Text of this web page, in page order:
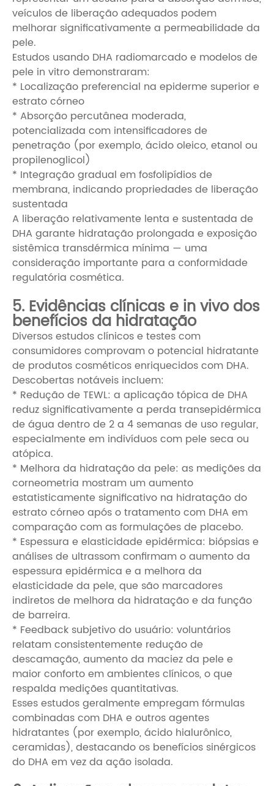
veículos de liberação adequados podem
melhorar significativamente a permeabilidade da
pele.
Estudos usando DHA radiomarcado e modelos de
pele in vitro demonstraram:
* Localização preferencial na epiderme superior e
estrato córneo
* Absorção percutânea moderada,
potencializada com intensificadores de
penetração (por exemplo, ácido oleico, etanol ou
propilenoglicol)
* Integração gradual em fosfolipídios de
membrana, indicando propriedades de liberação
sustentada
A liberação relativamente lenta e sustentada de
DHA garante hidratação prolongada e exposição
sistêmica transdérmica mínima — uma
consideração importante para a conformidade
regulatória cosmética.
5. Evidências clínicas e in vivo dos
benefícios da hidratação
Diversos estudos clínicos e testes com
consumidores comprovam o potencial hidratante
de produtos cosméticos enriquecidos com DHA.
Descobertas notáveis ​​incluem:
* Redução de TEWL: a aplicação tópica de DHA
reduz significativamente a perda transepidérmica
de água dentro de 2 a 4 semanas de uso regular,
especialmente em indivíduos com pele seca ou
atópica.
* Melhora da hidratação da pele: as medições da
corneometria mostram um aumento
estatisticamente significativo na hidratação do
estrato córneo após o tratamento com DHA em
comparação com as formulações de placebo.
* Espessura e elasticidade epidérmica: biópsias e
análises de ultrassom confirmam o aumento da
espessura epidérmica e a melhora da
elasticidade da pele, que são marcadores
indiretos de melhora da hidratação e da função
de barreira.
* Feedback subjetivo do usuário: voluntários
relatam consistentemente redução de
descamação, aumento da maciez da pele e
maior conforto em ambientes clínicos, o que
respalda medições quantitativas.
Esses estudos geralmente empregam fórmulas
combinadas com DHA e outros agentes
hidratantes (por exemplo, ácido hialurônico,
ceramidas), destacando os benefícios sinérgicos
do DHA em vez da ação isolada.